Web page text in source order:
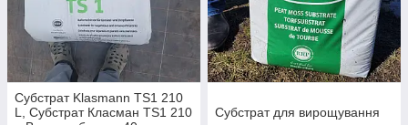
Субстрат Klasmann TS1 210
L, Субстрат Класман ТS1 210
Субстрат для вирощування